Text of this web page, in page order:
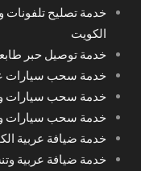
خدمة تصليح تلفونات
الكويت
خدمة توصيل حبر
خدمة سحب سيارات
خدمة سحب سيارات
خدمة سحب سيارات
خدمة ضيافة عربية الكويت 66875552
خدمة ضيافة عربية